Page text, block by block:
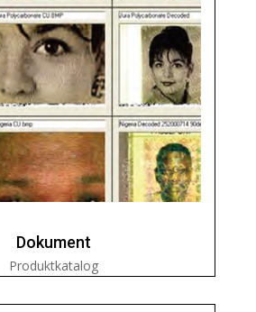
Dokument
Produktkatalog